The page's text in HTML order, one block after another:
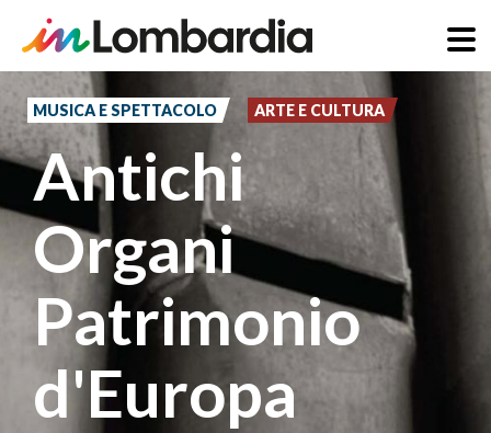
al
contenuto
principale
MUSICA E SPETTACOLO ARTE E CULTURA
Antichi
Organi
Patrimonio
d'Europa